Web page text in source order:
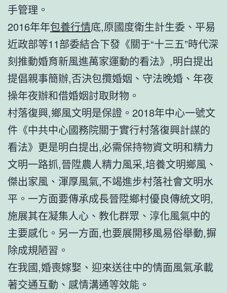
手管理。
2016年年包養行情底,原國度衛生計生委、平易
近政部等11部委結合下發《關于“十三五”時代深
刻推動婚育新風進萬家運動的看法》,明白提出
提倡親事簡辦,否決包攬婚姻、守法晚婚、年夜
操年夜辦和借婚姻討取財物。
村落復興,鄉風文明是保證。2018年中心一號文
件《中共中心國務院關于實行村落復興計謀的
看法》更是明白提出,必需保持物資文明和精力
文明一路抓,晉陞農人精力風采,培養文明鄉風、
傑出家風、渾厚風氣,不竭進步村落社會文明水
平。一方面要傳承成長晉陞鄉村優良傳統文明,
施展其在凝集人心、教化群眾、淳化風氣中的
主要感化。另一方面,也要展開移風易俗舉動,摒
除成規陋習。
在我國,婚喪嫁娶、迎來送往中的情面風氣承載
著交通互動、感情溝通等效能。